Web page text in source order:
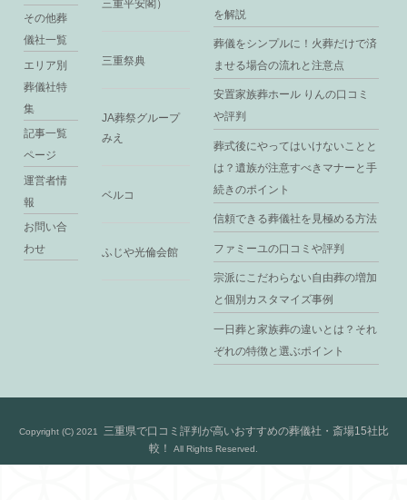
その他葬
儀社一覧
エリア別
葬儀社特
集
記事一覧
ページ
運営者情
報
お問い合
わせ
三重平安閣）
三重祭典
JA葬祭グループ
みえ
ベルコ
ふじや光倫会館
を解説
葬儀をシンプルに！火葬だけで済
ませる場合の流れと注意点
安置家族葬ホール りんの口コミ
や評判
葬式後にやってはいけないことと
は？遺族が注意すべきマナーと手
続きのポイント
信頼できる葬儀社を見極める方法
ファミーユの口コミや評判
宗派にこだわらない自由葬の増加
と個別カスタマイズ事例
一日葬と家族葬の違いとは？それ
ぞれの特徴と選ぶポイント
Copyright (C) 2021
三重県で口コミ評判が高いおすすめの葬儀社・斎場15社比
較！
All Rights Reserved.